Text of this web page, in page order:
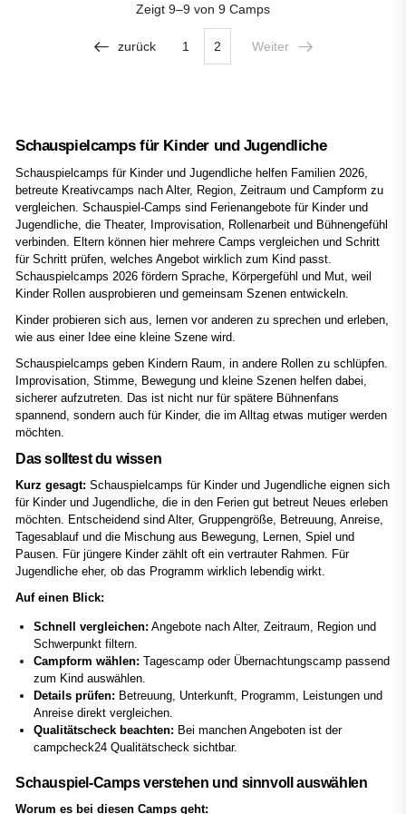
Zeigt 9–9 von 9 Camps
zurück 1 2 Weiter
Schauspielcamps für Kinder und Jugendliche
Schauspielcamps für Kinder und Jugendliche helfen Familien 2026,
betreute Kreativcamps nach Alter, Region, Zeitraum und Campform zu
vergleichen. Schauspiel-Camps sind Ferienangebote für Kinder und
Jugendliche, die Theater, Improvisation, Rollenarbeit und Bühnengefühl
verbinden. Eltern können hier mehrere Camps vergleichen und Schritt
für Schritt prüfen, welches Angebot wirklich zum Kind passt.
Schauspielcamps 2026 fördern Sprache, Körpergefühl und Mut, weil
Kinder Rollen ausprobieren und gemeinsam Szenen entwickeln.
Kinder probieren sich aus, lernen vor anderen zu sprechen und erleben,
wie aus einer Idee eine kleine Szene wird.
Schauspielcamps geben Kindern Raum, in andere Rollen zu schlüpfen.
Improvisation, Stimme, Bewegung und kleine Szenen helfen dabei,
sicherer aufzutreten. Das ist nicht nur für spätere Bühnenfans
spannend, sondern auch für Kinder, die im Alltag etwas mutiger werden
möchten.
Das solltest du wissen
Kurz gesagt: Schauspielcamps für Kinder und Jugendliche eignen sich
für Kinder und Jugendliche, die in den Ferien gut betreut Neues erleben
möchten. Entscheidend sind Alter, Gruppengröße, Betreuung, Anreise,
Tagesablauf und die Mischung aus Bewegung, Lernen, Spiel und
Pausen. Für jüngere Kinder zählt oft ein vertrauter Rahmen. Für
Jugendliche eher, ob das Programm wirklich lebendig wirkt.
Auf einen Blick:
Schnell vergleichen: Angebote nach Alter, Zeitraum, Region und
Schwerpunkt filtern.
Campform wählen: Tagescamp oder Übernachtungscamp passend
zum Kind auswählen.
Details prüfen: Betreuung, Unterkunft, Programm, Leistungen und
Anreise direkt vergleichen.
Qualitätscheck beachten: Bei manchen Angeboten ist der
campcheck24 Qualitätscheck sichtbar.
Schauspiel-Camps verstehen und sinnvoll auswählen
Worum es bei diesen Camps geht: